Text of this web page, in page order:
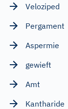
Veloziped
Pergament
Aspermie
gewieft
Amt
Kantharide